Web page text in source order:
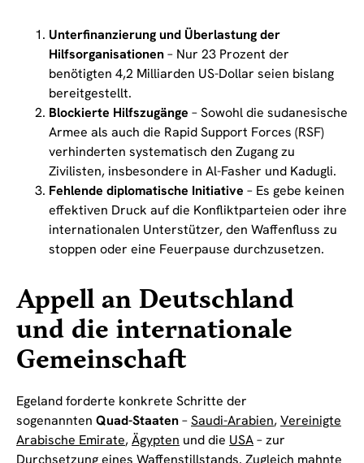
Unterfinanzierung und Überlastung der
Hilfsorganisationen– Nur 23 Prozent der
benötigten 4,2 Milliarden US-Dollar seien bislang
bereitgestellt.
Blockierte Hilfszugänge – Sowohl die sudanesische
Armee als auch die Rapid Support Forces (RSF)
verhinderten systematisch den Zugang zu
Zivilisten, insbesondere in Al-Fasher und Kadugli.
Fehlende diplomatische Initiative – Es gebe keinen
effektiven Druck auf die Konfliktparteien oder ihre
internationalen Unterstützer, den Waffenfluss zu
stoppen oder eine Feuerpause durchzusetzen.
Appell an Deutschland
und die internationale
Gemeinschaft
Egeland forderte konkrete Schritte der
sogenannten Quad-Staaten–Saudi-Arabien,Vereinigte
Arabische Emirate,Ägypten und die USA– zur
Durchsetzung eines Waffenstillstands. Zugleich mahnte